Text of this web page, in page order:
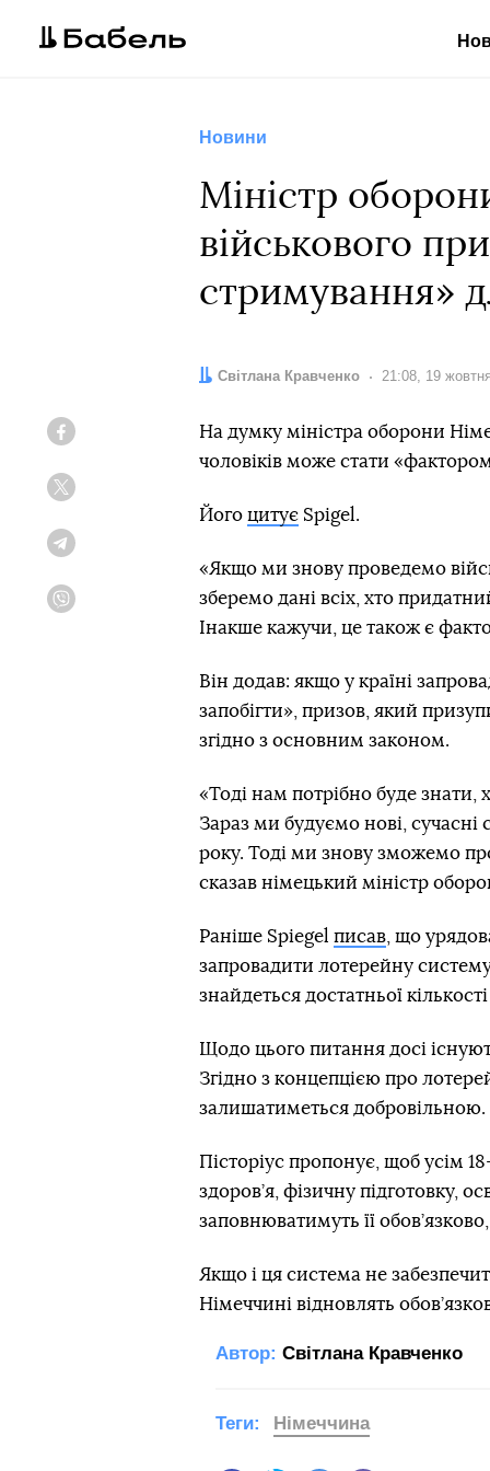
Новини
Міністр
військового
стримування»
Автор:
Світлана Кравченко Дата:
21:08, 19
На думку міністра оборони
чоловіків може стати
Його цитує Spigel.
«Якщо ми знову проведемо
зберемо дані всіх, хто
Інакше кажучи, це також є
Він додав: якщо у країні
запобігти», призов, який
згідно з основним законом.
«Тоді нам потрібно буде знати,
Зараз ми будуємо нові,
року. Тоді ми знову зможемо
сказав німецький міністр
Раніше Spiegel писав , що
запровадити лотерейну
знайдеться достатньої
Щодо цього питання досі
Згідно з концепцією про
залишатиметься добровільною.
Пісторіус пропонує, щоб усім
здоров’я, фізичну підготовку,
заповнюватимуть її
Якщо і ця система не
Німеччині відновлять
Автор: Світлана Кравченко
Теги: Німеччина